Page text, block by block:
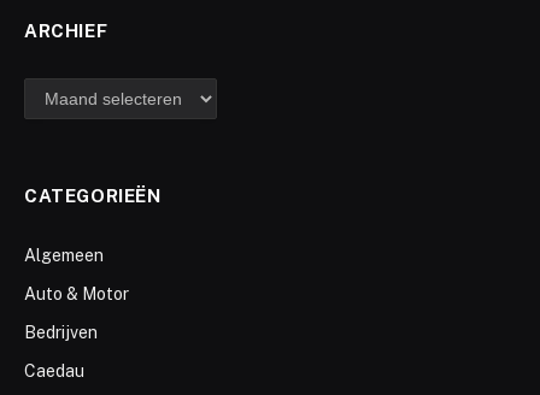
ARCHIEF
archief
CATEGORIEËN
Algemeen
Auto & Motor
Bedrijven
Caedau